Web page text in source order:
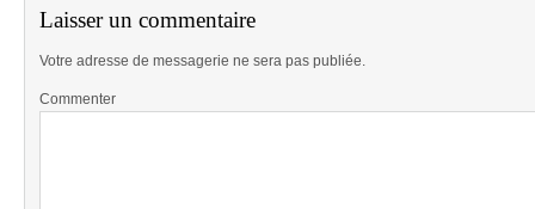
Laisser un commentaire
Votre adresse de messagerie ne sera pas publiée.
Commenter